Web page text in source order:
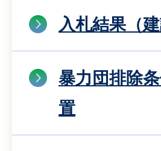
入札結果（
暴力団排除
置